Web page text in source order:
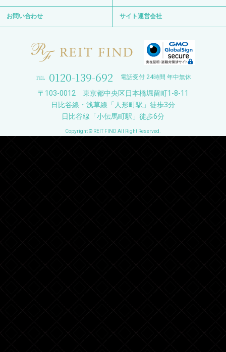
お問い合わせ サイト運営会社
0120-139-692 電話受付 24時間 年中無休
〒103-0012 東京都中央区日本橋堀留町1-8-11
日比谷線・浅草線「人形町駅」徒歩3分
日比谷線「小伝馬町駅」徒歩6分
Copyright © REIT FIND All Right Reserved.